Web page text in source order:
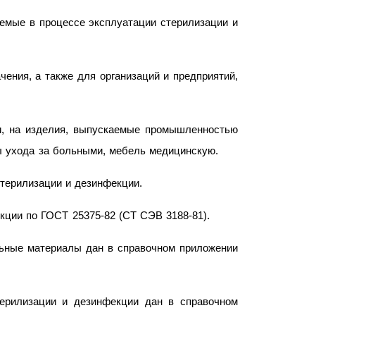
в процессе эксплуатации стерилизации и
а также для организаций и предприятий,
на изделия, выпускаемые промышленностью
ухода за больными, мебель медицинскую.
и дезинфекции.
по ГОСТ 25375-82 (СТ СЭВ 3188-81).
материалы дан в справочном приложении
и дезинфекции дан в справочном